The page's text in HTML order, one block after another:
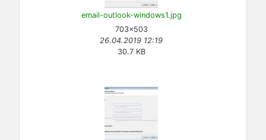
email-outlook-windows1.jpg
703×503
26.04.2019 12:19
30.7 KB